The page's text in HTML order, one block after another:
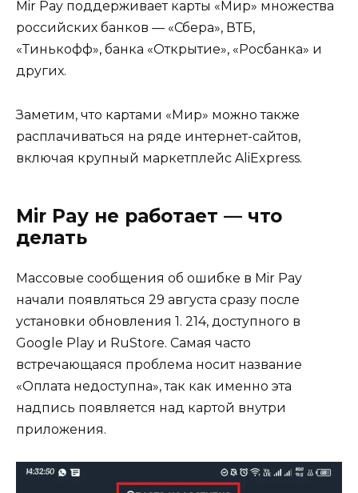
Mir Pay поддерживает карты «Мир» множества
российских банков — «Сбера», ВТБ,
«Тинькофф», банка «Открытие», «Росбанка» и
других.
Заметим, что картами «Мир» можно также
расплачиваться на ряде интернет-сайтов,
включая крупный маркетплейс AliExpress.
Mir Pay не работает — что
делать
Массовые сообщения об ошибке в Mir Pay
начали появляться 29 августа сразу после
установки обновления 1. 214, доступного в
Google Play и RuStore. Самая часто
встречающаяся проблема носит название
«Оплата недоступна», так как именно эта
надпись появляется над картой внутри
приложения.